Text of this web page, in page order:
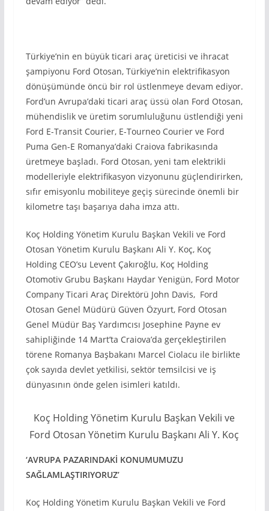
Türkiye’nin en büyük ticari araç üreticisi ve ihracat
şampiyonu Ford Otosan, Türkiye’nin elektrifikasyon
dönüşümünde öncü bir rol üstlenmeye devam ediyor.
Ford’un Avrupa’daki ticari araç üssü olan Ford Otosan,
mühendislik ve üretim sorumluluğunu üstlendiği yeni
Ford E-Transit Courier, E-Tourneo Courier ve Ford
Puma Gen-E Romanya’daki Craiova fabrikasında
üretmeye başladı. Ford Otosan, yeni tam elektrikli
modelleriyle elektrifikasyon vizyonunu güçlendirirken,
sıfır emisyonlu mobiliteye geçiş sürecinde önemli bir
kilometre taşı başarıya daha imza attı.
Koç Holding Yönetim Kurulu Başkan Vekili ve Ford
Otosan Yönetim Kurulu Başkanı Ali Y. Koç, Koç
Holding CEO’su Levent Çakıroğlu, Koç Holding
Otomotiv Grubu Başkanı Haydar Yenigün, Ford Motor
Company Ticari Araç Direktörü John Davis, Ford
Otosan Genel Müdürü Güven Özyurt, Ford Otosan
Genel Müdür Baş Yardımcısı Josephine Payne ev
sahipliğinde 14 Mart’ta Craiova’da gerçekleştirilen
törene Romanya Başbakanı Marcel Ciolacu ile birlikte
çok sayıda devlet yetkilisi, sektör temsilcisi ve iş
dünyasının önde gelen isimleri katıldı.
Koç Holding Yönetim Kurulu Başkan Vekili ve
Ford Otosan Yönetim Kurulu Başkanı Ali Y. Koç
‘AVRUPA PAZARINDAKİ KONUMUMUZU
SAĞLAMLAŞTIRIYORUZ’
Koç Holding Yönetim Kurulu Başkan Vekili ve Ford